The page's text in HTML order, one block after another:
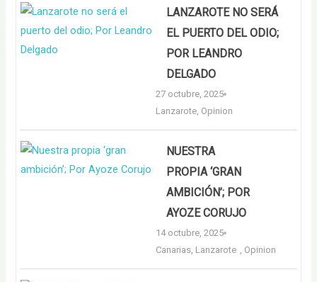
LANZAROTE NO SERÁ
EL PUERTO DEL ODIO;
POR LEANDRO
DELGADO
27 octubre, 2025
Lanzarote Opinion
NUESTRA
PROPIA ‘GRAN
AMBICIÓN’; POR
AYOZE CORUJO
14 octubre, 2025
Canarias Lanzarote Opinion